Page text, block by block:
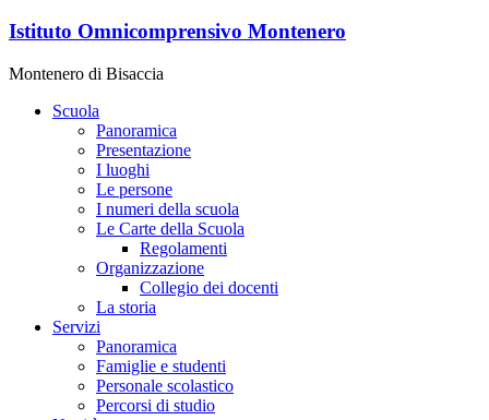
Istituto Omnicomprensivo Montenero
Montenero di Bisaccia
Scuola
Panoramica
Presentazione
I luoghi
Le persone
I numeri della scuola
Le Carte della Scuola
Regolamenti
Organizzazione
Collegio dei docenti
La storia
Servizi
Panoramica
Famiglie e studenti
Personale scolastico
Percorsi di studio